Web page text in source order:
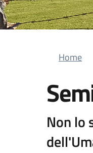
Home
Non lo